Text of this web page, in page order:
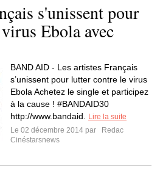
s'unissent pour
Ebola avec
BAND AID - Les artistes Français
s’unissent pour lutter contre le virus
Ebola Achetez le single et participez
à la cause ! #BANDAID30
http://www.bandaid.
Lire la suite
Le 02 décembre 2014 par
Redac
Cinéstarsnews